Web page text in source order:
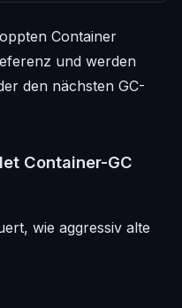
Container
und werden
den nächsten GC-
Container-GC
wie aggressiv alte